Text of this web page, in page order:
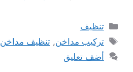
التصنيفات
تنظيف
الوسوم
تركيب مداخن,تنظيف مداخن
أضف تعليق